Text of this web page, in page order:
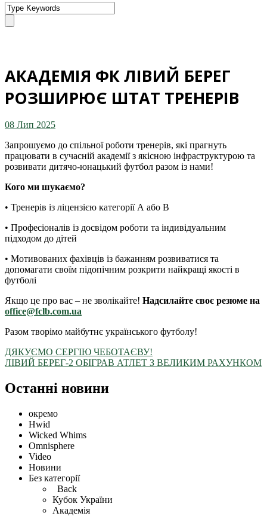
АКАДЕМІЯ ФК ЛІВИЙ БЕРЕГ
РОЗШИРЮЄ ШТАТ ТРЕНЕРІВ
08 Лип 2025
Запрошуємо до спільної роботи тренерів, які прагнуть
працювати в сучасній академії з якісною інфраструктурою та
розвивати дитячо-юнацький футбол разом із нами!
Кого ми шукаємо?
• Тренерів із ліцензією категорії А або В
• Професіоналів із досвідом роботи та індивідуальним
підходом до дітей
• Мотивованих фахівців із бажанням розвиватися та
допомагати своїм підопічним розкрити найкращі якості в
футболі
Якщо це про вас – не зволікайте! Надсилайте своє резюме на
office@fclb.com.ua
Разом творімо майбутнє українського футболу!
ДЯКУЄМО СЕРГІЮ ЧЕБОТАЄВУ!
ЛІВИЙ БЕРЕГ-2 ОБІГРАВ АТЛЕТ З ВЕЛИКИМ РАХУНКОМ
Останні новини
окремо
Hwid
Wicked Whims
Omnisphere
Video
Новини
Без категорії
Back
Кубок України
Академія